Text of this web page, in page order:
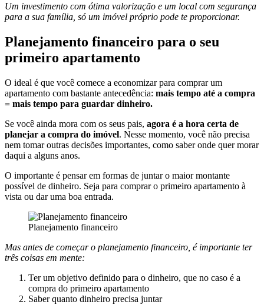
Um investimento com ótima valorização e um local com segurança
para a sua família, só um imóvel próprio pode te proporcionar.
Planejamento financeiro para o seu
primeiro apartamento
O ideal é que você comece a economizar para comprar um
apartamento com bastante antecedência: mais tempo até a compra
= mais tempo para guardar dinheiro.
Se você ainda mora com os seus pais, agora é a hora certa de
planejar a compra do imóvel. Nesse momento, você não precisa
nem tomar outras decisões importantes, como saber onde quer morar
daqui a alguns anos.
O importante é pensar em formas de juntar o maior montante
possível de dinheiro. Seja para comprar o primeiro apartamento à
vista ou dar uma boa entrada.
Planejamento financeiro
Mas antes de começar o planejamento financeiro, é importante ter
três coisas em mente:
Ter um objetivo definido para o dinheiro, que no caso é a
compra do primeiro apartamento
Saber quanto dinheiro precisa juntar